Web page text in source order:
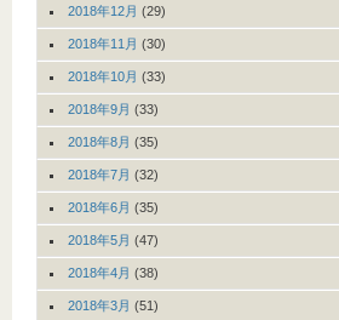
2018年12月 (29)
2018年11月 (30)
2018年10月 (33)
2018年9月 (33)
2018年8月 (35)
2018年7月 (32)
2018年6月 (35)
2018年5月 (47)
2018年4月 (38)
2018年3月 (51)